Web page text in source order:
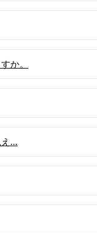
か。
...